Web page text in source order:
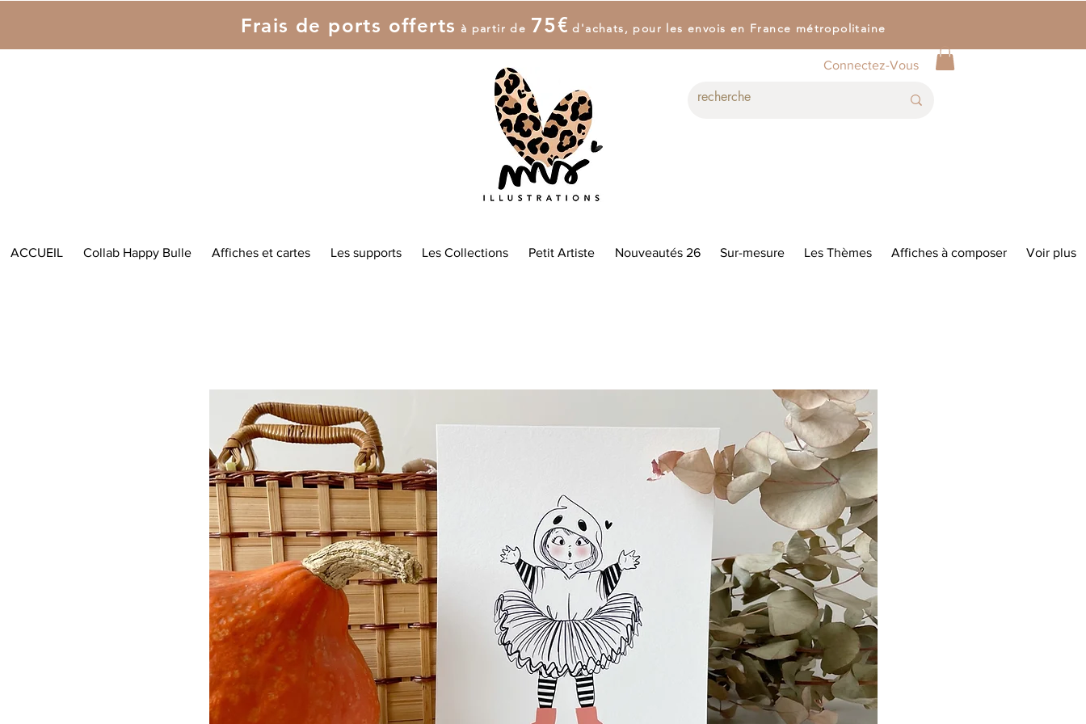
Frais de ports offerts à partir de 75€ d'achats, pour les envois en France métropolitaine
Connectez-Vous
ACCUEIL Collab Happy Bulle Affiches et cartes Les supports Les Collections Petit Artiste Nouveautés 26 Sur-mesure Les Thèmes Affiches à composer Voir plus